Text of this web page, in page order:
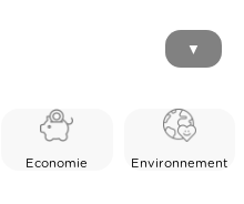
▼
Economie Environnement